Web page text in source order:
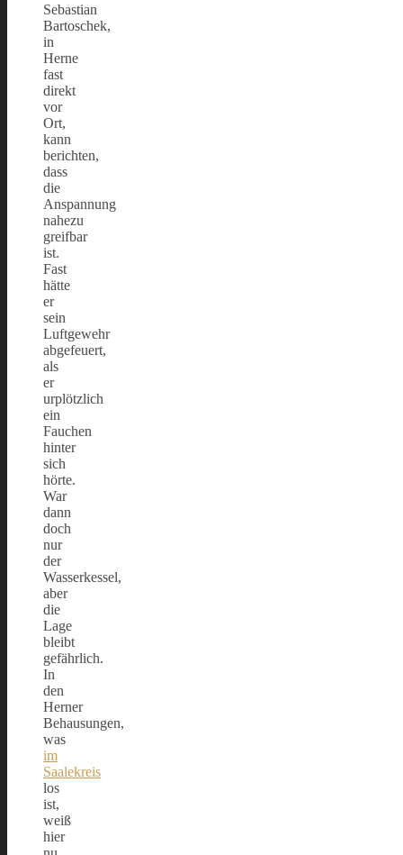
Sebastian
Bartoschek,
in
Herne
fast
direkt
vor
Ort,
kann
berichten,
dass
die
Anspannung
nahezu
greifbar
ist.
Fast
hätte
er
sein
Luftgewehr
abgefeuert,
als
er
urplötzlich
ein
Fauchen
hinter
sich
hörte.
War
dann
doch
nur
der
Wasserkessel,
aber
die
Lage
bleibt
gefährlich.
In
den
Herner
Behausungen,
was
im
Saalekreis
los
ist,
weiß
hier